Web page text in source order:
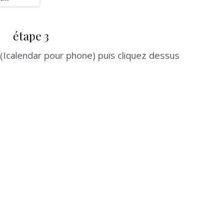
étape 3
pour phone) puis cliquez dessus